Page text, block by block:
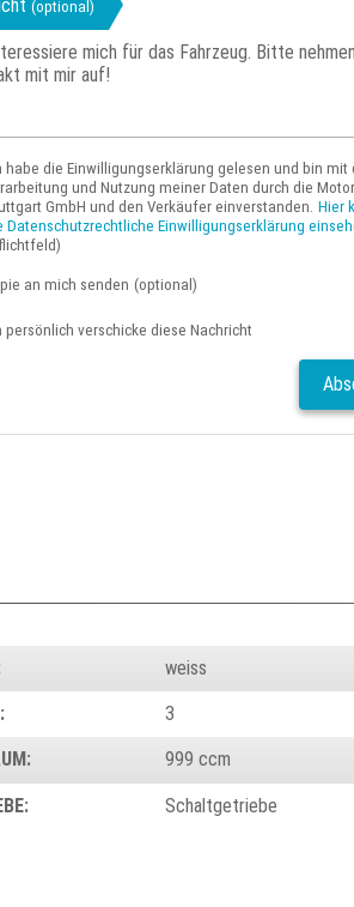
(optional)
habe die Einwilligungserklärung gelesen und bin mit
und Nutzung meiner Daten durch die
GmbH und den Verkäufer einverstanden. Hier
Datenschutzrechtliche Einwilligungserklärung
an mich senden (optional)
persönlich verschicke diese Nachricht
weiss
3
999 ccm
Schaltgetriebe